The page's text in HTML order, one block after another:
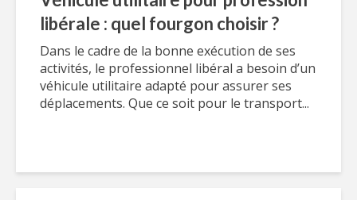
libérale : quel fourgon choisir ?
Dans le cadre de la bonne exécution de ses
activités, le professionnel libéral a besoin d’un
véhicule utilitaire adapté pour assurer ses
déplacements. Que ce soit pour le transport...